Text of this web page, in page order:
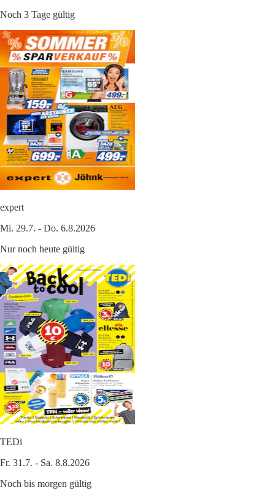
Noch 3 Tage gültig
expert
Mi. 29.7. - Do. 6.8.2026
Nur noch heute gültig
TEDi
Fr. 31.7. - Sa. 8.8.2026
Noch bis morgen gültig